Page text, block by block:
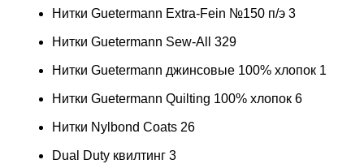
Нитки Guetermann Extra-Fein №150 п/э 3
Нитки Guetermann Sew-All 329
Нитки Guetermann джинсовые 100% хлопок 1
Нитки Guetermann Quilting 100% хлопок 6
Нитки Nylbond Coats 26
Dual Duty квилтинг 3